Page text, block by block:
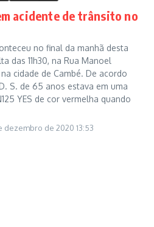
acidente de trânsito no
no final da manhã desta
das 11h30, na Rua Manoel
cidade de Cambé. De acordo
S. de 65 anos estava em uma
YES de cor vermelha quando
dezembro de 2020 13:53